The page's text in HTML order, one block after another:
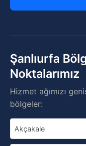
Şanlıurfa
Noktalarımız
Hizmet ağımızı
bölgeler:
Akçakale